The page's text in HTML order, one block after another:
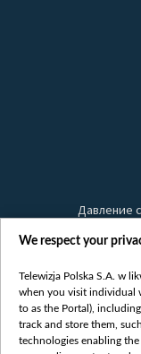
Давление
We respect your
Telewizja Polska S.A. w
when you visit individual
to as the Portal),
track and store them,
technologies enabling